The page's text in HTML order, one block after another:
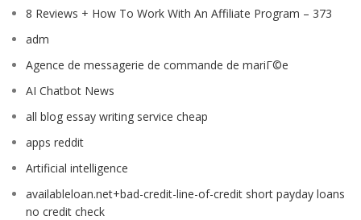
8 Reviews + How To Work With An Affiliate Program – 373
adm
Agence de messagerie de commande de mariГ©e
AI Chatbot News
all blog essay writing service cheap
apps reddit
Artificial intelligence
availableloan.net+bad-credit-line-of-credit short payday loans
no credit check